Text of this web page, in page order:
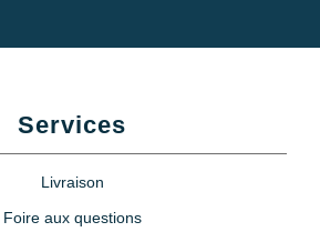
Services
Livraison
Foire aux questions